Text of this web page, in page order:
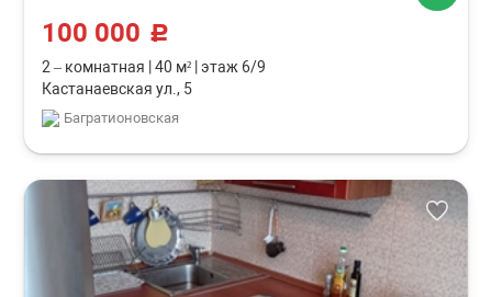
100 000 c
2 – комнатная 40 м² этаж 6/9
Кастанаевская ул., 5
Багратионовская